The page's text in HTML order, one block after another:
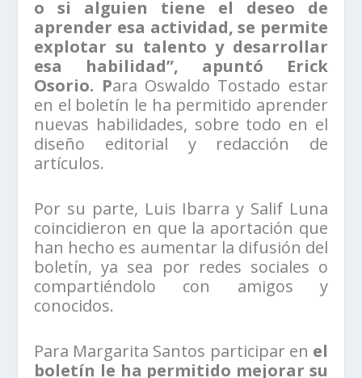
o si alguien tiene el deseo de
aprender esa actividad, se permite
explotar su talento y desarrollar
esa habilidad”, apuntó Erick
Osorio. Para Oswaldo Tostado estar
en el boletín le ha permitido aprender
nuevas habilidades, sobre todo en el
diseño editorial y redacción de
artículos.
Por su parte, Luis Ibarra y Salif Luna
coincidieron en que la aportación que
han hecho es aumentar la difusión del
boletín, ya sea por redes sociales o
compartiéndolo con amigos y
conocidos.
Para Margarita Santos participar en el
boletín le ha permitido mejorar su